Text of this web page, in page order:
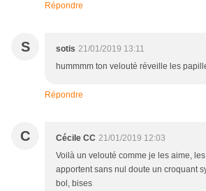
Répondre
S sotis 21/01/2019 13:11
hummmm ton velouté réveille les
Répondre
C Cécile CC 21/01/2019 12:03
Voilà un velouté comme je les aime,
apportent sans nul doute un croquant
bol, bises